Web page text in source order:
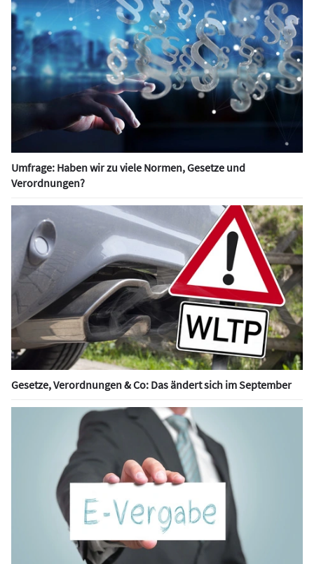
Umfrage: Haben wir zu viele Normen, Gesetze und
Verordnungen?
Gesetze, Verordnungen & Co: Das ändert sich im September